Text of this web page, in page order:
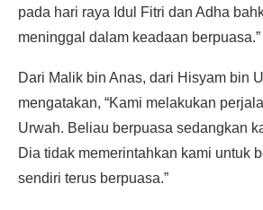
pada hari raya Idul Fitri dan Adha
meninggal dalam keadaan berpuasa.”
Dari Malik bin Anas, dari Hisyam bin
mengatakan, “Kami melakukan
Urwah. Beliau berpuasa sedangkan
Dia tidak memerintahkan kami untuk
sendiri terus berpuasa.”